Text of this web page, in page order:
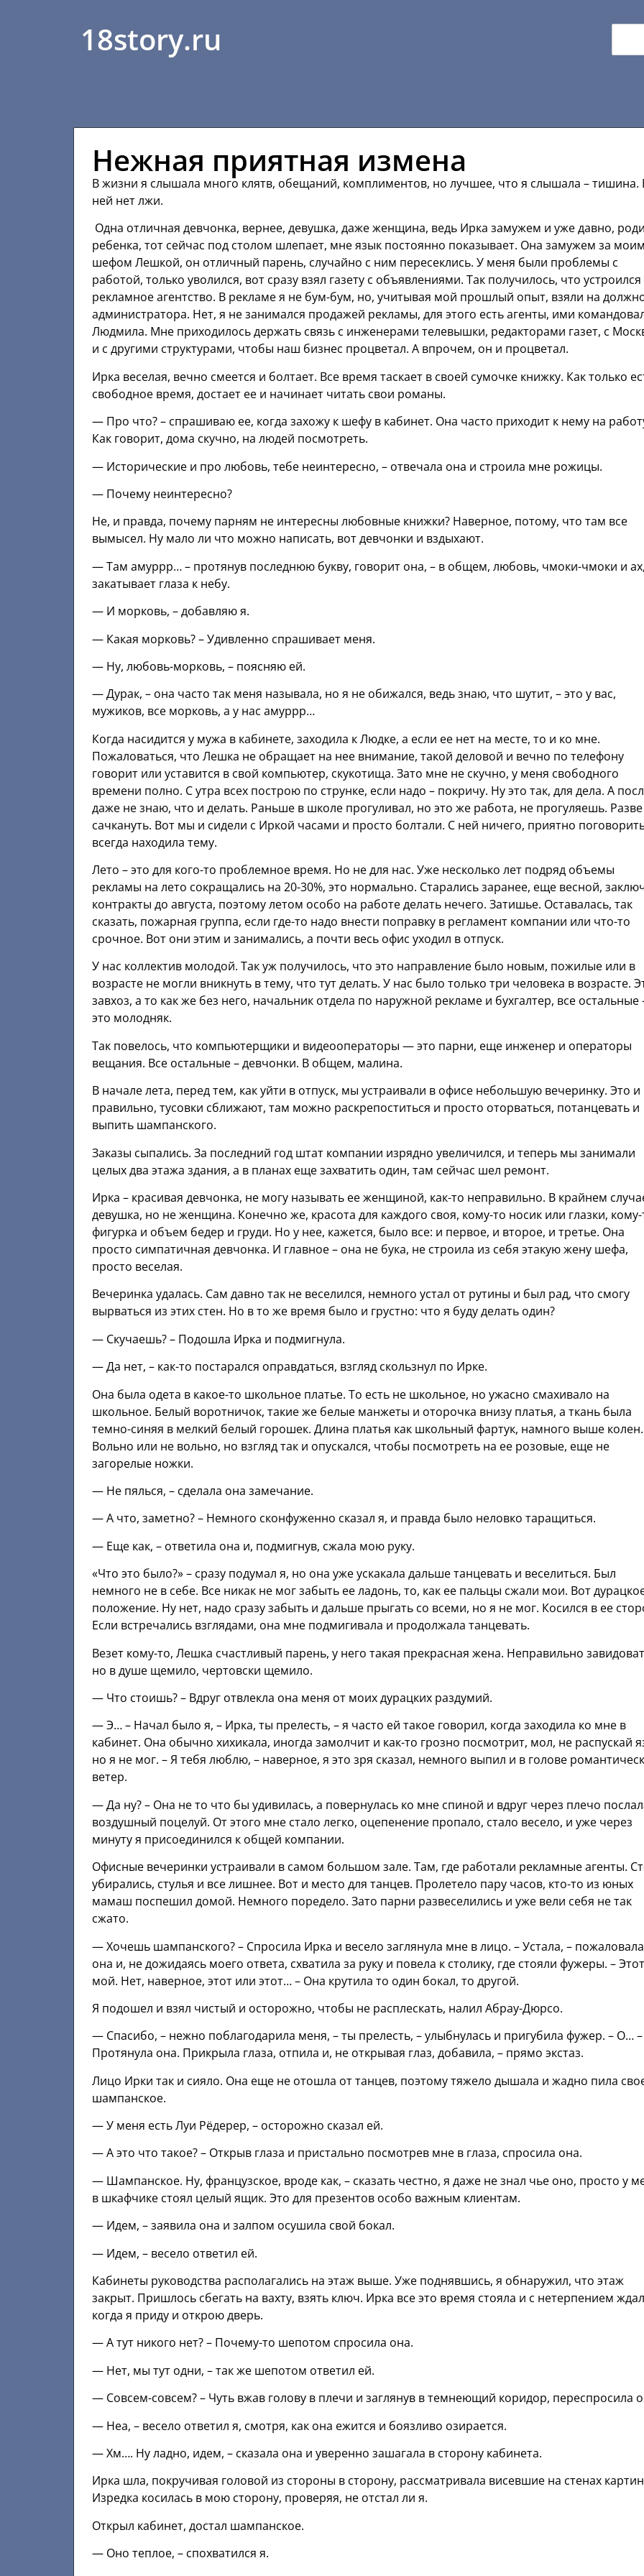
18story.ru
Нежная приятная измена
В жизни я слышала много клятв, обещаний, комплиментов, но лучшее, что я слышала – тишина.
ней нет лжи.
Одна отличная девчонка, вернее, девушка, даже женщина, ведь Ирка замужем и уже давно,
ребенка, тот сейчас под столом шлепает, мне язык постоянно показывает. Она замужем за моим
шефом Лешкой, он отличный парень, случайно с ним пересеклись. У меня были проблемы с
работой, только уволился, вот сразу взял газету с объявлениями. Так получилось, что устроился
рекламное агентство. В рекламе я не бум-бум, но, учитывая мой прошлый опыт, взяли на
администратора. Нет, я не занимался продажей рекламы, для этого есть агенты, ими
Людмила. Мне приходилось держать связь с инженерами телевышки, редакторами газет, с
и с другими структурами, чтобы наш бизнес процветал. А впрочем, он и процветал.
Ирка веселая, вечно смеется и болтает. Все время таскает в своей сумочке книжку. Как только
свободное время, достает ее и начинает читать свои романы.
— Про что? – спрашиваю ее, когда захожу к шефу в кабинет. Она часто приходит к нему на
Как говорит, дома скучно, на людей посмотреть.
— Исторические и про любовь, тебе неинтересно, – отвечала она и строила мне рожицы.
— Почему неинтересно?
Не, и правда, почему парням не интересны любовные книжки? Наверное, потому, что там все
вымысел. Ну мало ли что можно написать, вот девчонки и вздыхают.
— Там амуррр… – протянув последнюю букву, говорит она, – в общем, любовь, чмоки-чмоки и
закатывает глаза к небу.
— И морковь, – добавляю я.
— Какая морковь? – Удивленно спрашивает меня.
— Ну, любовь-морковь, – поясняю ей.
— Дурак, – она часто так меня называла, но я не обижался, ведь знаю, что шутит, – это у вас,
мужиков, все морковь, а у нас амуррр…
Когда насидится у мужа в кабинете, заходила к Людке, а если ее нет на месте, то и ко мне.
Пожаловаться, что Лешка не обращает на нее внимание, такой деловой и вечно по телефону
говорит или уставится в свой компьютер, скукотища. Зато мне не скучно, у меня свободного
времени полно. С утра всех построю по струнке, если надо – покричу. Ну это так, для дела. А
даже не знаю, что и делать. Раньше в школе прогуливал, но это же работа, не прогуляешь.
сачкануть. Вот мы и сидели с Иркой часами и просто болтали. С ней ничего, приятно
всегда находила тему.
Лето – это для кого-то проблемное время. Но не для нас. Уже несколько лет подряд объемы
рекламы на лето сокращались на 20-30%, это нормально. Старались заранее, еще весной,
контракты до августа, поэтому летом особо на работе делать нечего. Затишье. Оставалась, так
сказать, пожарная группа, если где-то надо внести поправку в регламент компании или что-то
срочное. Вот они этим и занимались, а почти весь офис уходил в отпуск.
У нас коллектив молодой. Так уж получилось, что это направление было новым, пожилые или в
возрасте не могли вникнуть в тему, что тут делать. У нас было только три человека в возрасте.
завхоз, а то как же без него, начальник отдела по наружной рекламе и бухгалтер, все остальные
это молодняк.
Так повелось, что компьютерщики и видеооператоры — это парни, еще инженер и операторы
вещания. Все остальные – девчонки. В общем, малина.
В начале лета, перед тем, как уйти в отпуск, мы устраивали в офисе небольшую вечеринку. Это и
правильно, тусовки сближают, там можно раскрепоститься и просто оторваться, потанцевать и
выпить шампанского.
Заказы сыпались. За последний год штат компании изрядно увеличился, и теперь мы занимали
целых два этажа здания, а в планах еще захватить один, там сейчас шел ремонт.
Ирка – красивая девчонка, не могу называть ее женщиной, как-то неправильно. В крайнем
девушка, но не женщина. Конечно же, красота для каждого своя, кому-то носик или глазки, кому-
фигурка и объем бедер и груди. Но у нее, кажется, было все: и первое, и второе, и третье. Она
просто симпатичная девчонка. И главное – она не бука, не строила из себя этакую жену шефа,
просто веселая.
Вечеринка удалась. Сам давно так не веселился, немного устал от рутины и был рад, что смогу
вырваться из этих стен. Но в то же время было и грустно: что я буду делать один?
— Скучаешь? – Подошла Ирка и подмигнула.
— Да нет, – как-то постарался оправдаться, взгляд скользнул по Ирке.
Она была одета в какое-то школьное платье. То есть не школьное, но ужасно смахивало на
школьное. Белый воротничок, такие же белые манжеты и оторочка внизу платья, а ткань была
темно-синяя в мелкий белый горошек. Длина платья как школьный фартук, намного выше колен.
Вольно или не вольно, но взгляд так и опускался, чтобы посмотреть на ее розовые, еще не
загорелые ножки.
— Не пялься, – сделала она замечание.
— А что, заметно? – Немного сконфуженно сказал я, и правда было неловко таращиться.
— Еще как, – ответила она и, подмигнув, сжала мою руку.
«Что это было?» – сразу подумал я, но она уже ускакала дальше танцевать и веселиться. Был
немного не в себе. Все никак не мог забыть ее ладонь, то, как ее пальцы сжали мои. Вот
положение. Ну нет, надо сразу забыть и дальше прыгать со всеми, но я не мог. Косился в ее
Если встречались взглядами, она мне подмигивала и продолжала танцевать.
Везет кому-то, Лешка счастливый парень, у него такая прекрасная жена. Неправильно
но в душе щемило, чертовски щемило.
— Что стоишь? – Вдруг отвлекла она меня от моих дурацких раздумий.
— Э… – Начал было я, – Ирка, ты прелесть, – я часто ей такое говорил, когда заходила ко мне в
кабинет. Она обычно хихикала, иногда замолчит и как-то грозно посмотрит, мол, не распускай
но я не мог. – Я тебя люблю, – наверное, я это зря сказал, немного выпил и в голове
ветер.
— Да ну? – Она не то что бы удивилась, а повернулась ко мне спиной и вдруг через плечо
воздушный поцелуй. От этого мне стало легко, оцепенение пропало, стало весело, и уже через
минуту я присоединился к общей компании.
Офисные вечеринки устраивали в самом большом зале. Там, где работали рекламные агенты.
убирались, стулья и все лишнее. Вот и место для танцев. Пролетело пару часов, кто-то из юных
мамаш поспешил домой. Немного поредело. Зато парни развеселились и уже вели себя не так
сжато.
— Хочешь шампанского? – Спросила Ирка и весело заглянула мне в лицо. – Устала, –
она и, не дожидаясь моего ответа, схватила за руку и повела к столику, где стояли фужеры. – Этот
мой. Нет, наверное, этот или этот… – Она крутила то один бокал, то другой.
Я подошел и взял чистый и осторожно, чтобы не расплескать, налил Абрау-Дюрсо.
— Спасибо, – нежно поблагодарила меня, – ты прелесть, – улыбнулась и пригубила фужер. – О… –
Протянула она. Прикрыла глаза, отпила и, не открывая глаз, добавила, – прямо экстаз.
Лицо Ирки так и сияло. Она еще не отошла от танцев, поэтому тяжело дышала и жадно пила
шампанское.
— У меня есть Луи Рёдерер, – осторожно сказал ей.
— А это что такое? – Открыв глаза и пристально посмотрев мне в глаза, спросила она.
— Шампанское. Ну, французское, вроде как, – сказать честно, я даже не знал чье оно, просто у
в шкафчике стоял целый ящик. Это для презентов особо важным клиентам.
— Идем, – заявила она и залпом осушила свой бокал.
— Идем, – весело ответил ей.
Кабинеты руководства располагались на этаж выше. Уже поднявшись, я обнаружил, что этаж
закрыт. Пришлось сбегать на вахту, взять ключ. Ирка все это время стояла и с нетерпением
когда я приду и открою дверь.
— А тут никого нет? – Почему-то шепотом спросила она.
— Нет, мы тут одни, – так же шепотом ответил ей.
— Совсем-совсем? – Чуть вжав голову в плечи и заглянув в темнеющий коридор, переспросила
— Неа, – весело ответил я, смотря, как она ежится и боязливо озирается.
— Хм…. Ну ладно, идем, – сказала она и уверенно зашагала в сторону кабинета.
Ирка шла, покручивая головой из стороны в сторону, рассматривала висевшие на стенах
Изредка косилась в мою сторону, проверяя, не отстал ли я.
Открыл кабинет, достал шампанское.
— Оно теплое, – спохватился я.